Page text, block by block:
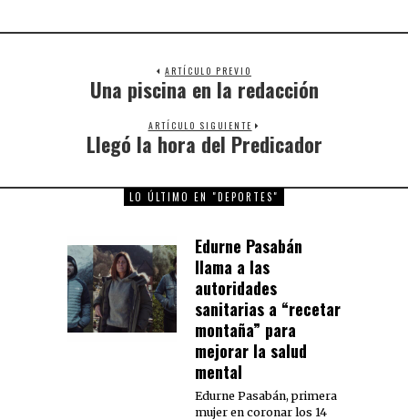
ARTÍCULO PREVIO
Previous
Una piscina en la redacción
ARTÍCULO SIGUIENTE
Next
Llegó la hora del Predicador
LO ÚLTIMO EN "DEPORTES"
Edurne Pasabán
llama a las
autoridades
sanitarias a “recetar
montaña” para
mejorar la salud
mental
Edurne Pasabán, primera
mujer en coronar los 14